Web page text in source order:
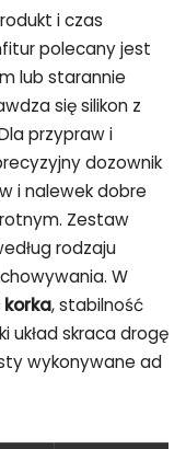
i czas
polecany jest
lub starannie
się silikon z
przypraw i
dozownik
i nalewek dobre
Zestaw
rodzaju
W
korka, stabilność
układ skraca drogę
wykonywane ad